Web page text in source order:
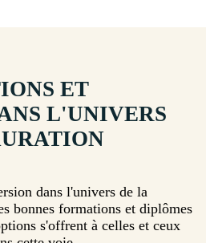
ET
L'UNIVERS
dans l'univers de la
bonnes formations et diplômes
s'offrent à celles et ceux